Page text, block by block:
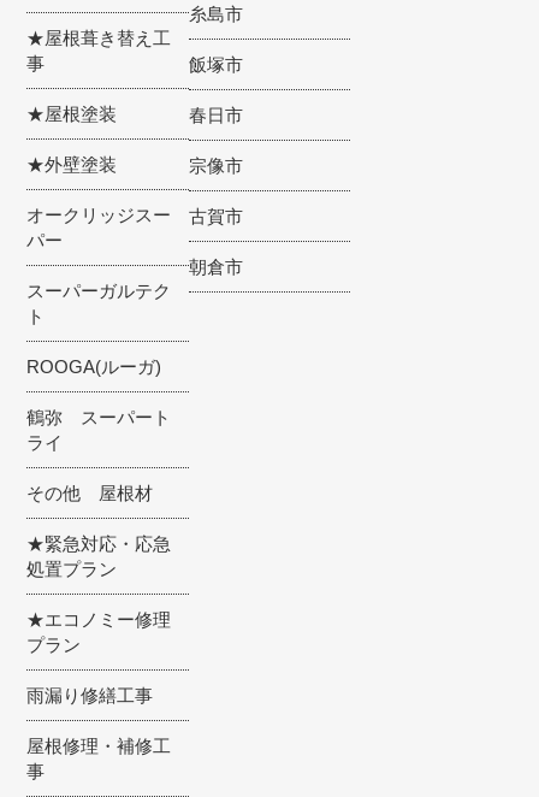
★屋根葺き替え工
事
★屋根塗装
★外壁塗装
オークリッジスー
パー
スーパーガルテク
ト
ROOGA(ルーガ)
鶴弥 スーパート
ライ
その他 屋根材
★緊急対応・応急
処置プラン
★エコノミー修理
プラン
雨漏り修繕工事
屋根修理・補修工
事
糸島市
飯塚市
春日市
宗像市
古賀市
朝倉市